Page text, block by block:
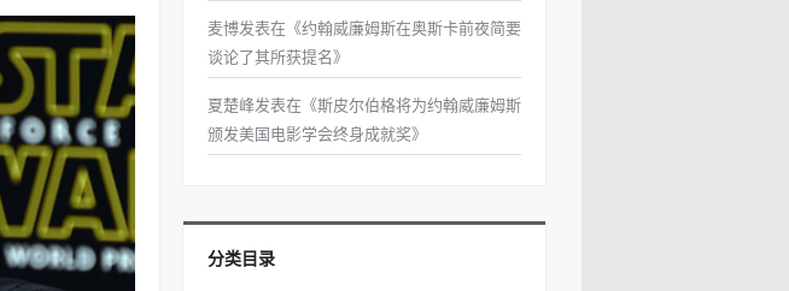
麦博发表在《约翰威廉姆斯在奥斯卡前夜简要
谈论了其所获提名》
夏楚峰发表在《斯皮尔伯格将为约翰威廉姆斯
颁发美国电影学会终身成就奖》
分类目录